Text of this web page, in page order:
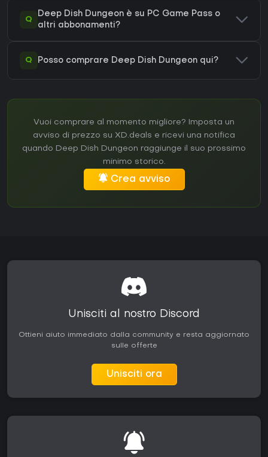
Q
Deep Dish Dungeon è su PC Game Pass o
altri abbonamenti?
Q Posso comprare Deep Dish Dungeon qui?
Vuoi comprare al momento migliore? Imposta un
avviso di prezzo su XD.deals e ricevi una notifica
quando Deep Dish Dungeon raggiunge il suo prossimo
minimo storico.
Crea avviso
Unisciti al nostro Discord
Ottieni aiuto immediato dalla community e resta aggiornato
sulle offerte
Unisciti ora